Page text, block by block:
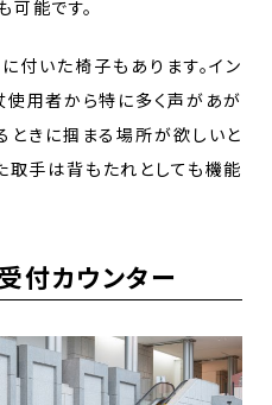
可能です。
付いた椅子もあります。イン
使用者から特に多く声があが
ときに掴まる場所が欲しいと
取手は背もたれとしても機能
付カウンター